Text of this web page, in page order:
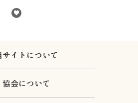
サイトについて
協会について